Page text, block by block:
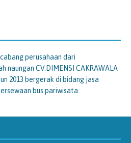
perusahaan dari
naungan CV.DIMENSI CAKRAWALA
2013 bergerak di bidang jasa
bus pariwisata.